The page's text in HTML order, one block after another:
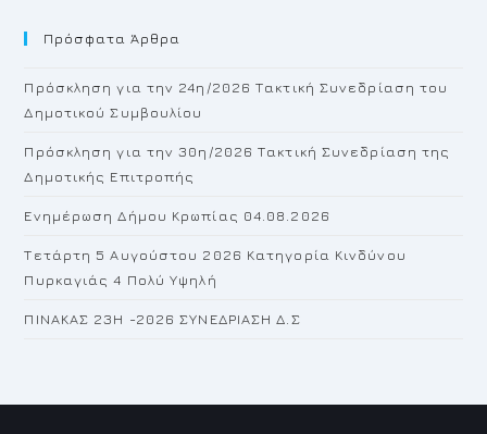
Πρόσφατα Άρθρα
Πρόσκληση για την 24η/2026 Τακτική Συνεδρίαση του
Δημοτικού Συμβουλίου
Πρόσκληση για την 30η/2026 Τακτική Συνεδρίαση της
Δημοτικής Επιτροπής
Ενημέρωση Δήμου Κρωπίας 04.08.2026
Τετάρτη 5 Αυγούστου 2026 Κατηγορία Κινδύνου
Πυρκαγιάς 4 Πολύ Υψηλή
ΠΙΝΑΚΑΣ 23H -2026 ΣΥΝΕΔΡΙΑΣΗ Δ.Σ